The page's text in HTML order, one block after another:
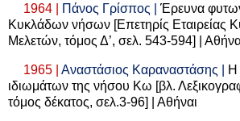
1964 | Πάνος Γρίσπος | Έρευνα
Κυκλάδων νήσων [Επετηρίς Εταιρείας
Μελετών, τόμος Δ’, σελ. 543-594] |
1965 | Αναστάσιος Καραναστάσης |
Η
ιδιωμάτων της νήσου Κω [βλ.
τόμος δέκατος, σελ.3-96] | Αθήναι